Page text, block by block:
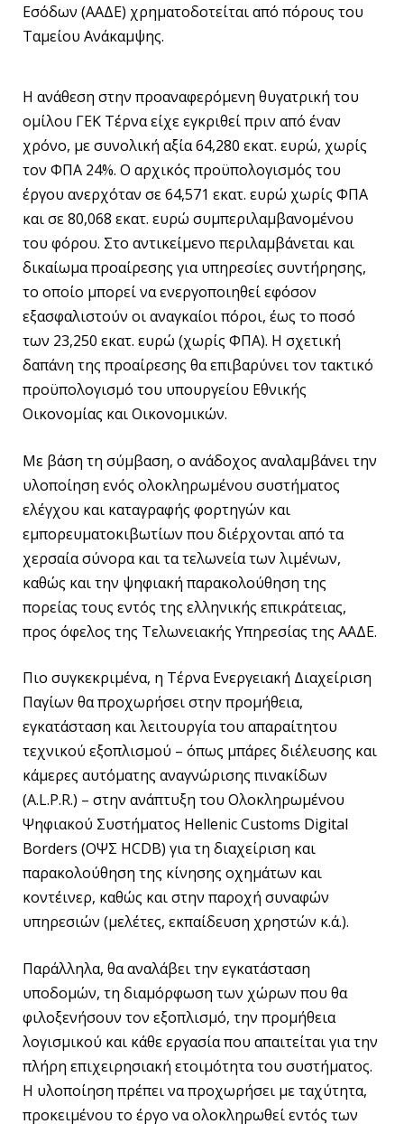
Εσόδων (ΑΑΔΕ) χρηματοδοτείται από πόρους του
Ταμείου Ανάκαμψης.
Η ανάθεση στην προαναφερόμενη θυγατρική του
ομίλου ΓΕΚ Τέρνα είχε εγκριθεί πριν από έναν
χρόνο, με συνολική αξία 64,280 εκατ. ευρώ, χωρίς
τον ΦΠΑ 24%. Ο αρχικός προϋπολογισμός του
έργου ανερχόταν σε 64,571 εκατ. ευρώ χωρίς ΦΠΑ
και σε 80,068 εκατ. ευρώ συμπεριλαμβανομένου
του φόρου. Στο αντικείμενο περιλαμβάνεται και
δικαίωμα προαίρεσης για υπηρεσίες συντήρησης,
το οποίο μπορεί να ενεργοποιηθεί εφόσον
εξασφαλιστούν οι αναγκαίοι πόροι, έως το ποσό
των 23,250 εκατ. ευρώ (χωρίς ΦΠΑ). Η σχετική
δαπάνη της προαίρεσης θα επιβαρύνει τον τακτικό
προϋπολογισμό του υπουργείου Εθνικής
Οικονομίας και Οικονομικών.
Με βάση τη σύμβαση, ο ανάδοχος αναλαμβάνει την
υλοποίηση ενός ολοκληρωμένου συστήματος
ελέγχου και καταγραφής φορτηγών και
εμπορευματοκιβωτίων που διέρχονται από τα
χερσαία σύνορα και τα τελωνεία των λιμένων,
καθώς και την ψηφιακή παρακολούθηση της
πορείας τους εντός της ελληνικής επικράτειας,
προς όφελος της Τελωνειακής Υπηρεσίας της ΑΑΔΕ.
Πιο συγκεκριμένα, η Τέρνα Ενεργειακή Διαχείριση
Παγίων θα προχωρήσει στην προμήθεια,
εγκατάσταση και λειτουργία του απαραίτητου
τεχνικού εξοπλισμού – όπως μπάρες διέλευσης και
κάμερες αυτόματης αναγνώρισης πινακίδων
(A.L.P.R.) – στην ανάπτυξη του Ολοκληρωμένου
Ψηφιακού Συστήματος Hellenic Customs Digital
Borders (ΟΨΣ HCDB) για τη διαχείριση και
παρακολούθηση της κίνησης οχημάτων και
κοντέινερ, καθώς και στην παροχή συναφών
υπηρεσιών (μελέτες, εκπαίδευση χρηστών κ.ά.).
Παράλληλα, θα αναλάβει την εγκατάσταση
υποδομών, τη διαμόρφωση των χώρων που θα
φιλοξενήσουν τον εξοπλισμό, την προμήθεια
λογισμικού και κάθε εργασία που απαιτείται για την
πλήρη επιχειρησιακή ετοιμότητα του συστήματος.
Η υλοποίηση πρέπει να προχωρήσει με ταχύτητα,
προκειμένου το έργο να ολοκληρωθεί εντός των